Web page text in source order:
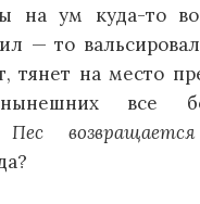
ум куда-то
— то
тянет на место
все
Пес